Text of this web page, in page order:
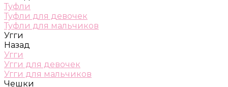
Туфли
Туфли для девочек
Туфли для мальчиков
Угги
Назад
Угги
Угги для девочек
Угги для мальчиков
Чешки